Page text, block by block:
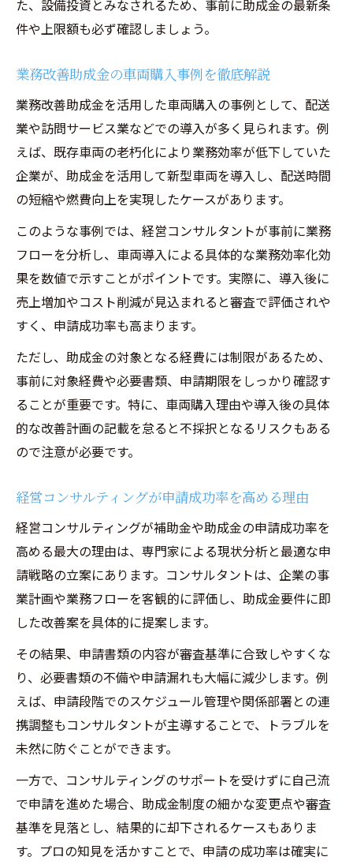
た、設備投資とみなされるため、事前に助成金の最新条
件や上限額も必ず確認しましょう。
業務改善助成金の車両購入事例を徹底解説
業務改善助成金を活用した車両購入の事例として、配送
業や訪問サービス業などでの導入が多く見られます。例
えば、既存車両の老朽化により業務効率が低下していた
企業が、助成金を活用して新型車両を導入し、配送時間
の短縮や燃費向上を実現したケースがあります。
このような事例では、経営コンサルタントが事前に業務
フローを分析し、車両導入による具体的な業務効率化効
果を数値で示すことがポイントです。実際に、導入後に
売上増加やコスト削減が見込まれると審査で評価されや
すく、申請成功率も高まります。
ただし、助成金の対象となる経費には制限があるため、
事前に対象経費や必要書類、申請期限をしっかり確認す
ることが重要です。特に、車両購入理由や導入後の具体
的な改善計画の記載を怠ると不採択となるリスクもある
ので注意が必要です。
経営コンサルティングが申請成功率を高める理由
経営コンサルティングが補助金や助成金の申請成功率を
高める最大の理由は、専門家による現状分析と最適な申
請戦略の立案にあります。コンサルタントは、企業の事
業計画や業務フローを客観的に評価し、助成金要件に即
した改善案を具体的に提案します。
その結果、申請書類の内容が審査基準に合致しやすくな
り、必要書類の不備や申請漏れも大幅に減少します。例
えば、申請段階でのスケジュール管理や関係部署との連
携調整もコンサルタントが主導することで、トラブルを
未然に防ぐことができます。
一方で、コンサルティングのサポートを受けずに自己流
で申請を進めた場合、助成金制度の細かな変更点や審査
基準を見落とし、結果的に却下されるケースもありま
す。プロの知見を活かすことで、申請の成功率は確実に